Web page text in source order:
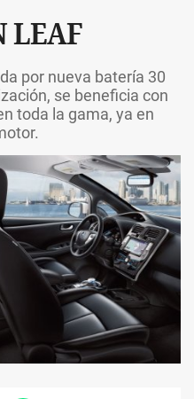
LEAF
por nueva batería 30
se beneficia con
toda la gama, ya en